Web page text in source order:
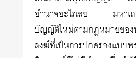
อำนาจอะไรเลย มหาเถร
บัญญัติใหม่ตามกฎหมายขอ
สงฆ์ที่เป็นการปกครองแบบ